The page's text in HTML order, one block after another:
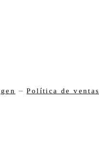
–Política de ventas